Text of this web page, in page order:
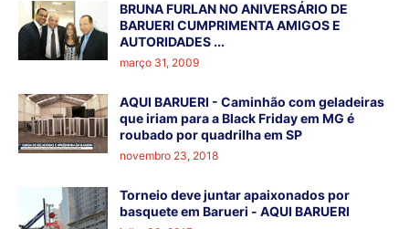
BRUNA FURLAN NO ANIVERSÁRIO DE
BARUERI CUMPRIMENTA AMIGOS E
AUTORIDADES ...
março 31, 2009
AQUI BARUERI - Caminhão com geladeiras
que iriam para a Black Friday em MG é
roubado por quadrilha em SP
novembro 23, 2018
Torneio deve juntar apaixonados por
basquete em Barueri - AQUI BARUERI